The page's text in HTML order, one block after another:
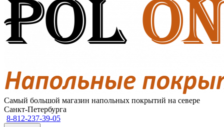
Самый большой магазин напольных покрытий на севере
Санкт-Петербурга
8-812-237-39-05